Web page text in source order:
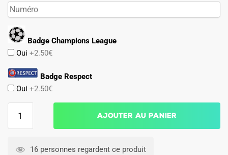
Badge Champions League
Oui +2.50€
Badge Respect
Oui +2.50€
PSG
Ajouter au panier
16 personnes regardent ce produit